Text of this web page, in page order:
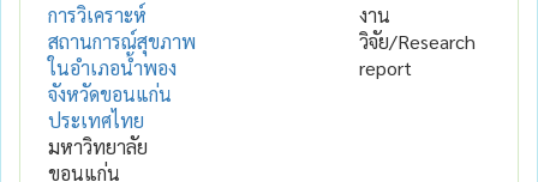
การวิเคราะห์
สถานการณ์สุขภาพ
ในอำเภอน้ำพอง
จังหวัดขอนแก่น
ประเทศไทย
มหาวิทยาลัย
ขอนแก่น
งาน
วิจัย/Research
report